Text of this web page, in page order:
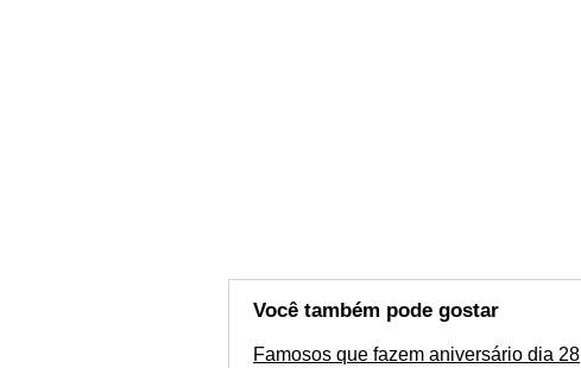
Você também pode gostar
Famosos que fazem aniversário dia 28